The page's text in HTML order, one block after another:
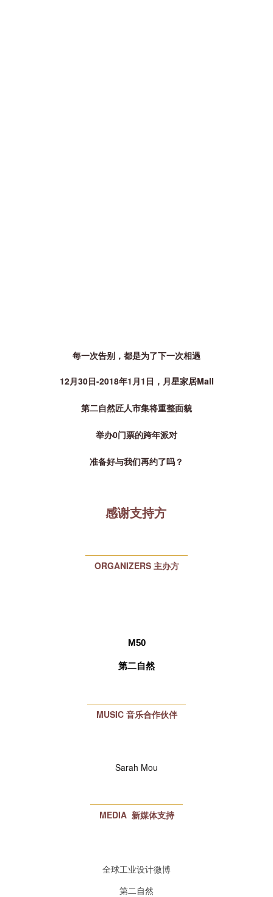
每一次告别，都是为了下一次相遇
12月30日-2018年1月1日，月星家居Mall
第二自然匠人市集将重整面貌
举办0门票的跨年派对
准备好与我们再约了吗？
感谢支持方
ORGANIZERS 主办方
M50
第二自然
MUSIC 音乐合作伙伴
Sarah Mou
MEDIA 新媒体支持
全球工业设计微博
第二自然